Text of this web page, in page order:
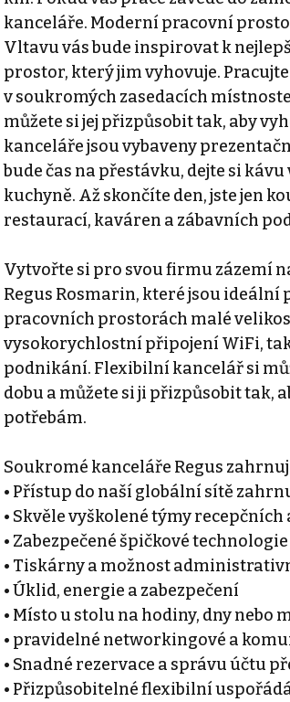
kanceláře. Moderní pracovní
Vltavu vás bude inspirovat k
prostor, který jim vyhovuje.
v soukromých zasedacích
můžete si jej přizpůsobit tak, aby
kanceláře jsou vybaveny
bude čas na přestávku, dejte si
kuchyně. Až skončíte den, jste jen
restaurací, kaváren a zábavních
Vytvořte si pro svou firmu zázemí
Regus Rosmarin, které jsou ideální
pracovních prostorách malé
vysokorychlostní připojení WiFi,
podnikání. Flexibilní kancelář si
dobu a můžete si ji přizpůsobit tak,
potřebám.
Soukromé kanceláře Regus
• Přístup do naší globální sítě
• Skvěle vyškolené týmy
• Zabezpečené špičkové
• Tiskárny a možnost
• Úklid, energie a zabezpečení
• Místo u stolu na hodiny, dny nebo
• pravidelné networkingové a
• Snadné rezervace a správu účtu
• Přizpůsobitelné flexibilní